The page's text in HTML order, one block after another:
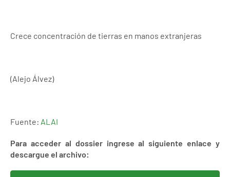
Crece concentración de tierras en manos extranjeras
(Alejo Álvez)
Fuente: ALAI
Para acceder al dossier ingrese al siguiente enlace y
descargue el archivo: